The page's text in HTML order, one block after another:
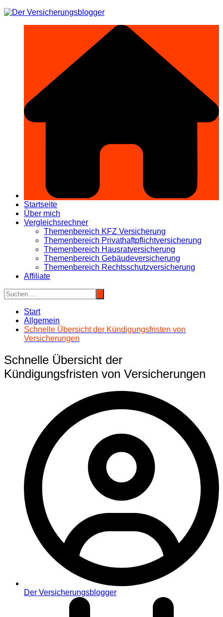
Zum
Startseite
Über mich
Vergleichsrechner
Themenbereich KFZ Versicherung
Themenbereich Privathaftpflichtversicherung
Themenbereich Hausratversicherung
Themenbereich Gebäudeversicherung
Themenbereich Rechtsschutzversicherung
Affiliate
Start
Allgemein
Schnelle Übersicht der Kündigungsfristen von
Versicherungen
Schnelle Übersicht der
Kündigungsfristen von Versicherungen
Der Versicherungsblogger